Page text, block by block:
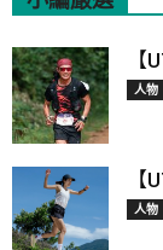
【
人物
【
人物